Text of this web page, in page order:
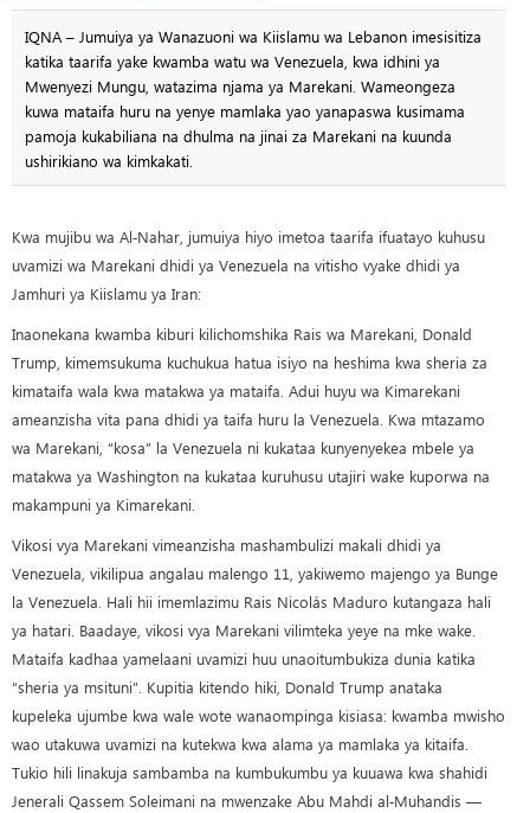
IQNA – Jumuiya ya Wanazuoni wa Kiislamu wa Lebanon imesisitiza
katika taarifa yake kwamba watu wa Venezuela, kwa idhini ya
Mwenyezi Mungu, watazima njama ya Marekani. Wameongeza
kuwa mataifa huru na yenye mamlaka yao yanapaswa kusimama
pamoja kukabiliana na dhulma na jinai za Marekani na kuunda
ushirikiano wa kimkakati.
Kwa mujibu wa Al‑Nahar, jumuiya hiyo imetoa taarifa ifuatayo kuhusu
uvamizi wa Marekani dhidi ya Venezuela na vitisho vyake dhidi ya
Jamhuri ya Kiislamu ya Iran:
Inaonekana kwamba kiburi kilichomshika Rais wa Marekani, Donald
Trump, kimemsukuma kuchukua hatua isiyo na heshima kwa sheria za
kimataifa wala kwa matakwa ya mataifa. Adui huyu wa Kimarekani
ameanzisha vita pana dhidi ya taifa huru la Venezuela. Kwa mtazamo
wa Marekani, “kosa” la Venezuela ni kukataa kunyenyekea mbele ya
matakwa ya Washington na kukataa kuruhusu utajiri wake kuporwa na
makampuni ya Kimarekani.
Vikosi vya Marekani vimeanzisha mashambulizi makali dhidi ya
Venezuela, vikilipua angalau malengo 11, yakiwemo majengo ya Bunge
la Venezuela. Hali hii imemlazimu Rais Nicolás Maduro kutangaza hali
ya hatari. Baadaye, vikosi vya Marekani vilimteka yeye na mke wake.
Mataifa kadhaa yamelaani uvamizi huu unaoitumbukiza dunia katika
“sheria ya msituni”. Kupitia kitendo hiki, Donald Trump anataka
kupeleka ujumbe kwa wale wote wanaompinga kisiasa: kwamba mwisho
wao utakuwa uvamizi na kutekwa kwa alama ya mamlaka ya kitaifa.
Tukio hili linakuja sambamba na kumbukumbu ya kuuawa kwa shahidi
Jenerali Qassem Soleimani na mwenzake Abu Mahdi al‑Muhandis —